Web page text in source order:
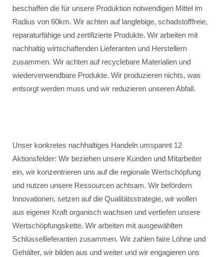
beschaffen die für unsere Produktion notwendigen Mittel im
Radius von 60km. Wir achten auf langlebige, schadstofffreie,
reparaturfähige und zertifizierte Produkte. Wir arbeiten mit
nachhaltig wirtschaftenden Lieferanten und Herstellern
zusammen. Wir achten auf recyclebare Materialien und
wiederverwendbare Produkte. Wir produzieren nichts, was
entsorgt werden muss und wir reduzieren unseren Abfall.
Unser konkretes nachhaltiges Handeln umspannt 12
Aktionsfelder: Wir beziehen unsere Kunden und Mitarbeiter
ein, wir konzentrieren uns auf die regionale Wertschöpfung
und nutzen unsere Ressourcen achtsam. Wir befördern
Innovationen, setzen auf die Qualitätsstrategie, wir wollen
aus eigener Kraft organisch wachsen und vertiefen unsere
Wertschöpfungskette. Wir arbeiten mit ausgewählten
Schlüssellieferanten zusammen. Wir zahlen faire Löhne und
Gehälter, wir bilden aus und weiter und wir engagieren uns